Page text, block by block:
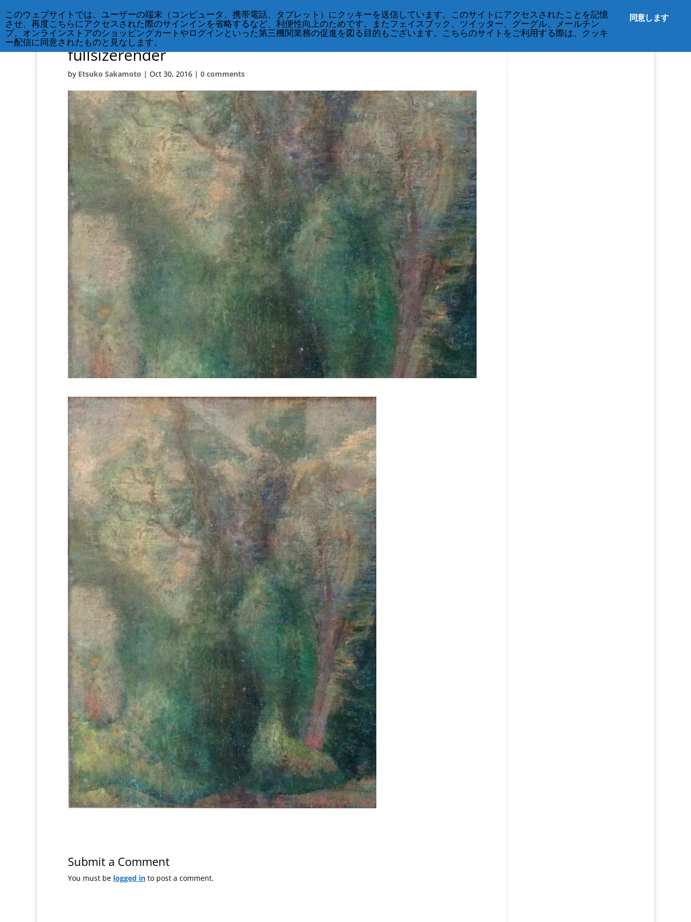
CRS クラス・スケジュール 奇跡のコース イベント プライバシーに関する規定
fullsizerender
by Etsuko Sakamoto | Oct 30, 2016 | 0 comments
Submit a Comment
You must be logged in to post a comment.
同意します
このウェブサイトでは、ユーザーの端末（コンピュータ、携帯電話、タブレット）にクッキーを送信しています。このサイトにアクセスされたことを記憶
させ、再度こちらにアクセスされた際のサインインを省略するなど、利便性向上のためです。またフェイスブック、ツイッター、グーグル、メールチン
プ、オンラインストアのショッピングカートやログインといった第三機関業務の促進を図る目的もございます。こちらのサイトをご利用する際は、クッキ
ー配信に同意されたものと見なします。